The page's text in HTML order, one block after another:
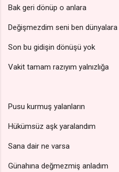
Bak geri dönüp o anlara
Değişmezdim seni ben dünyalara
Son bu gidişin dönüşü yok
Vakit tamam razıyım yalnızlığa
Pusu kurmuş yalanların
Hükümsüz aşk yaralandım
Sana dair ne varsa
Günahına değmezmiş anladım